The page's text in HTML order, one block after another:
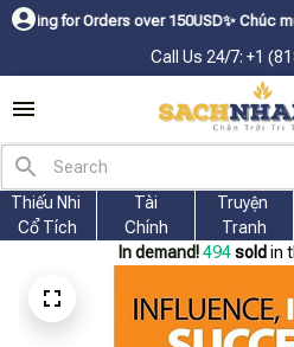
over 150USDㅤ✨Chúc mừng
Call Us 24/7: +1
Thiếu Nhi
Cổ Tích
Tài
Chính
Truyện
Tranh
In demand! 494 sold in